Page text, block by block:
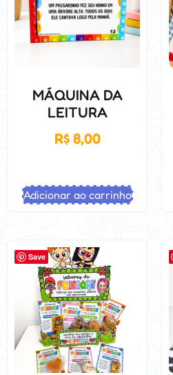
MÁQUINA DA
LEITURA
R$8,00
Adicionar ao carrinho
Save